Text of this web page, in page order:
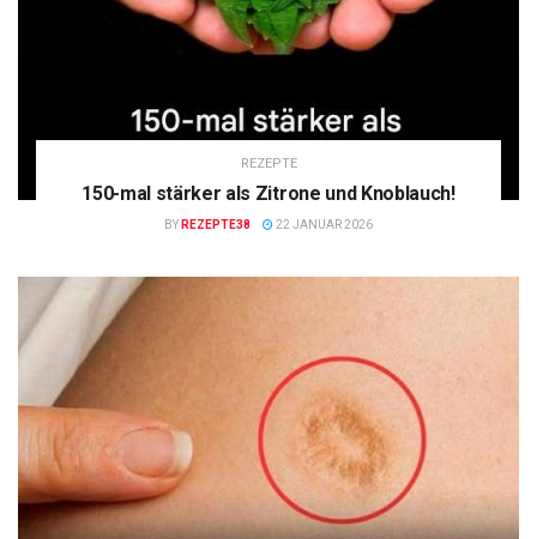
REZEPTE
150-mal stärker als Zitrone und Knoblauch!
BY REZEPTE38 22 JANUAR 2026